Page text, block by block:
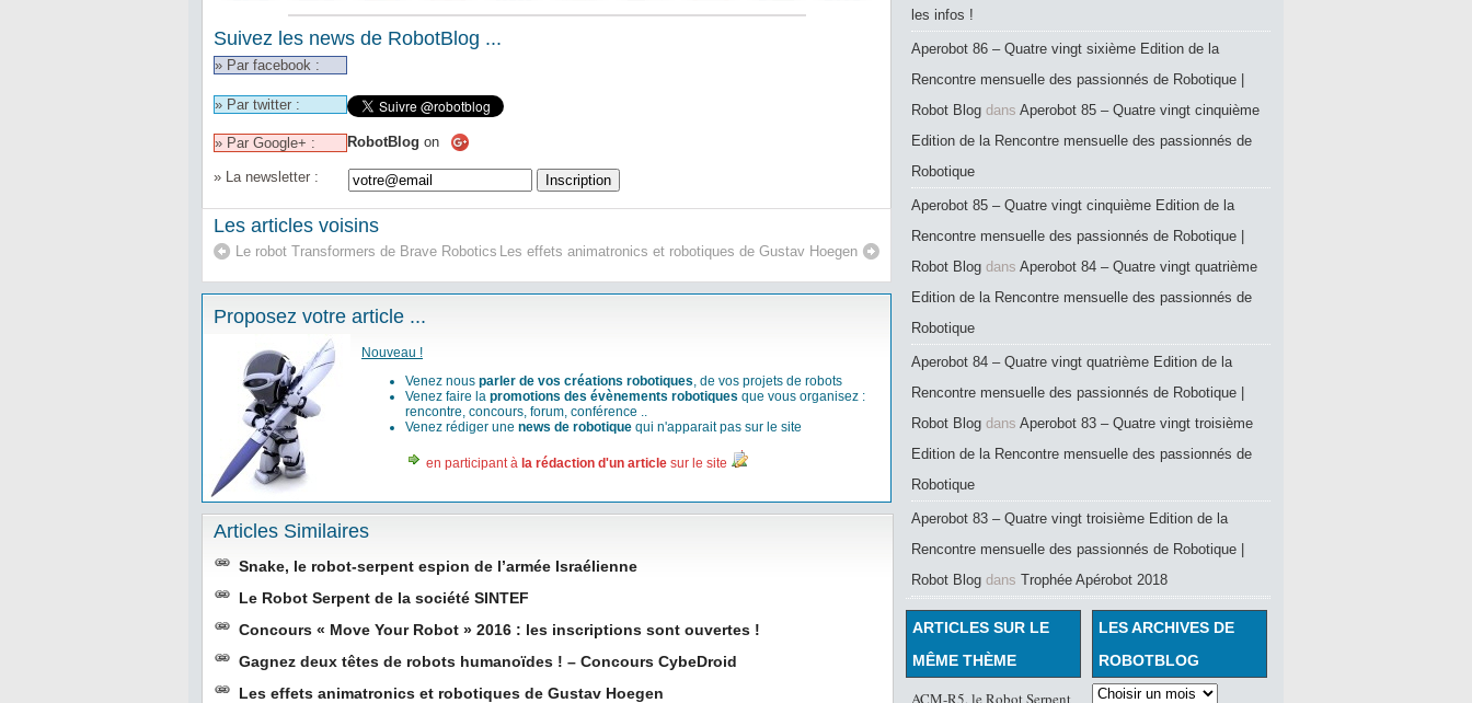
Suivez les news de RobotBlog ...
» Par facebook :
» Par twitter :
» Par Google+ : RobotBlog on
» La newsletter :
Les articles voisins
Le robot Transformers de Brave Robotics Les effets animatronics et robotiques de Gustav Hoegen
Proposez votre article ...
Nouveau !
Venez nous parler de vos créations robotiques, de vos projets de robots
Venez faire la promotions des évènements robotiques que vous organisez :
rencontre, concours, forum, conférence ..
Venez rédiger une news de robotique qui n'apparait pas sur le site
en participant à la rédaction d'un article sur le site
Articles Similaires
Snake, le robot-serpent espion de l’armée Israélienne
Le Robot Serpent de la société SINTEF
Concours « Move Your Robot » 2016 : les inscriptions sont ouvertes !
Gagnez deux têtes de robots humanoïdes ! – Concours CybeDroid
Les effets animatronics et robotiques de Gustav Hoegen
les infos !
Aperobot 86 – Quatre vingt sixième Edition de la
Rencontre mensuelle des passionnés de Robotique |
Robot Blog dans Aperobot 85 – Quatre vingt cinquième
Edition de la Rencontre mensuelle des passionnés de
Robotique
Aperobot 85 – Quatre vingt cinquième Edition de la
Rencontre mensuelle des passionnés de Robotique |
Robot Blog dans Aperobot 84 – Quatre vingt quatrième
Edition de la Rencontre mensuelle des passionnés de
Robotique
Aperobot 84 – Quatre vingt quatrième Edition de la
Rencontre mensuelle des passionnés de Robotique |
Robot Blog dans Aperobot 83 – Quatre vingt troisième
Edition de la Rencontre mensuelle des passionnés de
Robotique
Aperobot 83 – Quatre vingt troisième Edition de la
Rencontre mensuelle des passionnés de Robotique |
Robot Blog dans Trophée Apérobot 2018
LES ARCHIVES DE
ROBOTBLOG
ARTICLES SUR LE
MÊME THÈME
ACM-R5, le Robot Serpent